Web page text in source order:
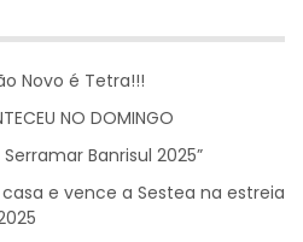
Novo é Tetra!!!
NO DOMINGO
Banrisul 2025”
e vence a Sestea na estreia